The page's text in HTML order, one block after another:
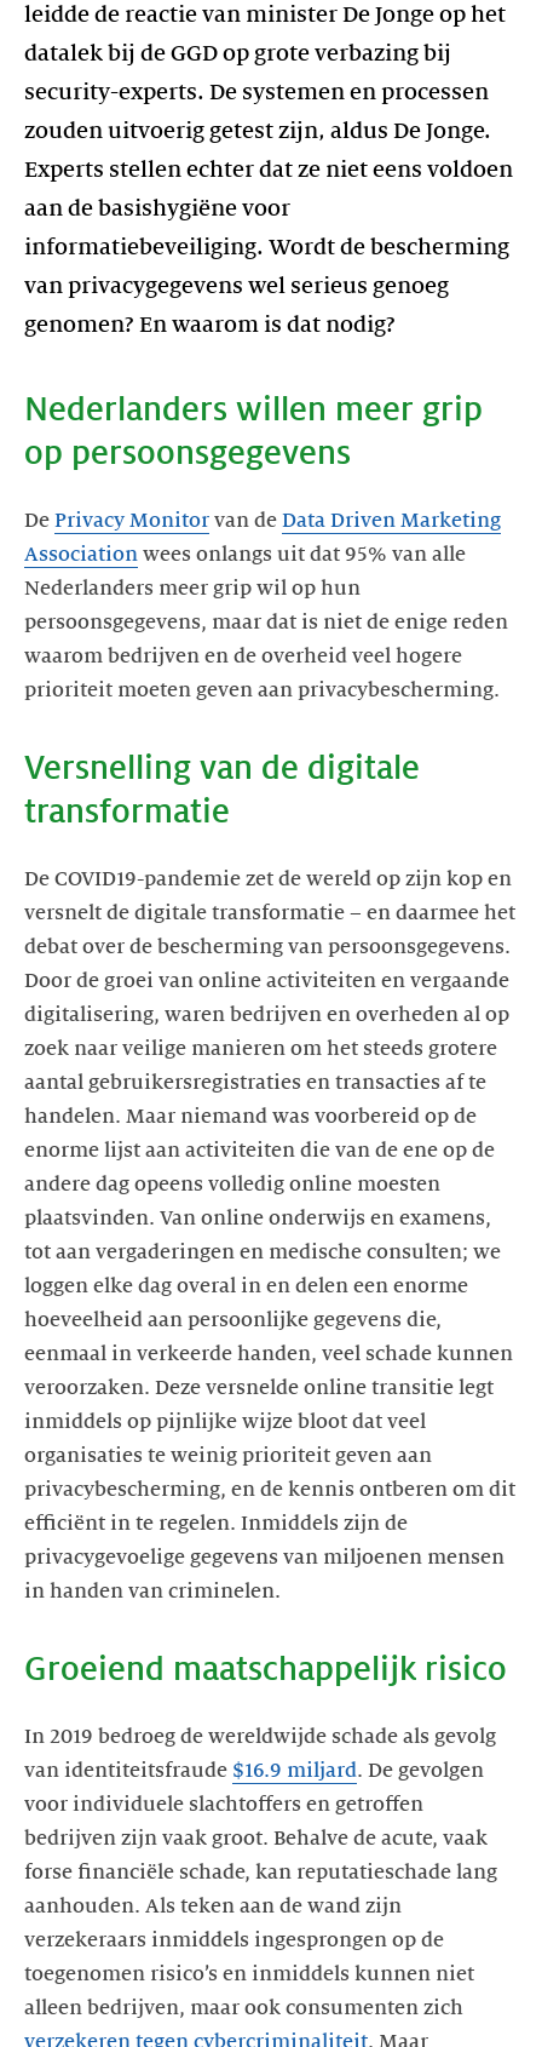
leidde de reactie van minister De Jonge op het
datalek bij de GGD op grote verbazing bij
security-experts. De systemen en processen
zouden uitvoerig getest zijn, aldus De Jonge.
Experts stellen echter dat ze niet eens voldoen
aan de basishygiëne voor
informatiebeveiliging. Wordt de bescherming
van privacygegevens wel serieus genoeg
genomen? En waarom is dat nodig?
Nederlanders willen meer grip
op persoonsgegevens
De Privacy Monitor van de Data Driven Marketing
Association wees onlangs uit dat 95% van alle
Nederlanders meer grip wil op hun
persoonsgegevens, maar dat is niet de enige reden
waarom bedrijven en de overheid veel hogere
prioriteit moeten geven aan privacybescherming.
Versnelling van de digitale
transformatie
De COVID19-pandemie zet de wereld op zijn kop en
versnelt de digitale transformatie – en daarmee het
debat over de bescherming van persoonsgegevens.
Door de groei van online activiteiten en vergaande
digitalisering, waren bedrijven en overheden al op
zoek naar veilige manieren om het steeds grotere
aantal gebruikersregistraties en transacties af te
handelen. Maar niemand was voorbereid op de
enorme lijst aan activiteiten die van de ene op de
andere dag opeens volledig online moesten
plaatsvinden. Van online onderwijs en examens,
tot aan vergaderingen en medische consulten; we
loggen elke dag overal in en delen een enorme
hoeveelheid aan persoonlijke gegevens die,
eenmaal in verkeerde handen, veel schade kunnen
veroorzaken. Deze versnelde online transitie legt
inmiddels op pijnlijke wijze bloot dat veel
organisaties te weinig prioriteit geven aan
privacybescherming, en de kennis ontberen om dit
efficiënt in te regelen. Inmiddels zijn de
privacygevoelige gegevens van miljoenen mensen
in handen van criminelen.
Groeiend maatschappelijk risico
In 2019 bedroeg de wereldwijde schade als gevolg
van identiteitsfraude $16.9 miljard. De gevolgen
voor individuele slachtoffers en getroffen
bedrijven zijn vaak groot. Behalve de acute, vaak
forse financiële schade, kan reputatieschade lang
aanhouden. Als teken aan de wand zijn
verzekeraars inmiddels ingesprongen op de
toegenomen risico’s en inmiddels kunnen niet
alleen bedrijven, maar ook consumenten zich
verzekeren tegen cybercriminaliteit. Maar